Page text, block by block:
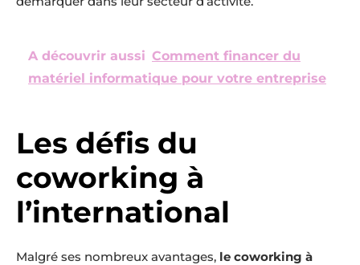
A découvrir aussi Comment financer du
matériel informatique pour votre entreprise
Les défis du
coworking à
l’international
Malgré ses nombreux avantages, le coworking à